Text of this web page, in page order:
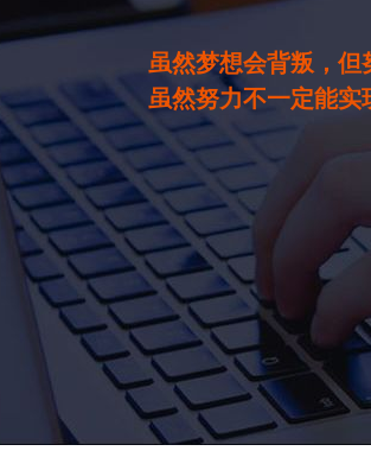
虽然梦想会背叛，
虽然努力不一定能